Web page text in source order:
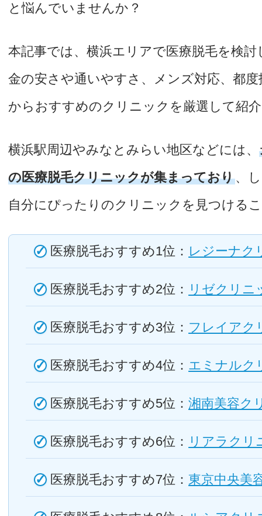
と悩んでいませんか？
本記事では、横浜エリアで医療脱毛を検
金の安さや通いやすさ、メンズ対応、都
からおすすめのクリニックを厳選して紹
横浜駅周辺やみなとみらい地区などには、
の医療脱毛クリニックが集まっており、
自分にぴったりのクリニックを見つける
医療脱毛おすすめ1位： レジーナク
医療脱毛おすすめ2位： リゼクリニ
医療脱毛おすすめ3位： フレイアク
医療脱毛おすすめ4位： エミナルク
医療脱毛おすすめ5位：湘南美容ク
医療脱毛おすすめ6位： リアラクリ
医療脱毛おすすめ7位： 東京中央美